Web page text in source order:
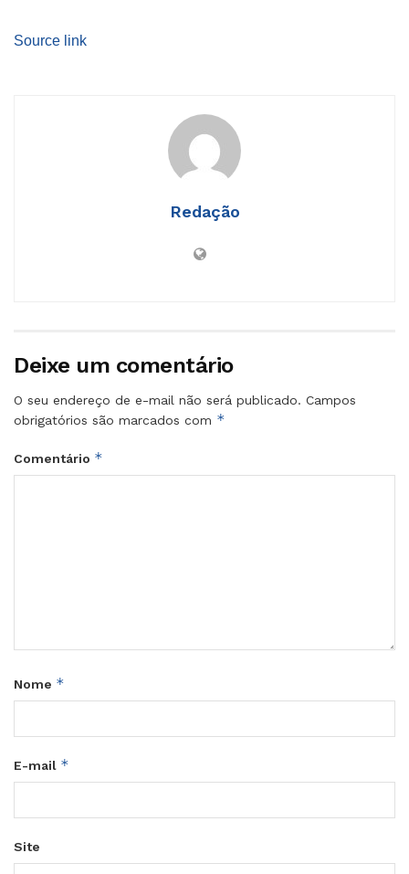
Source link
Redação
Deixe um comentário
O seu endereço de e-mail não será publicado. Campos
obrigatórios são marcados com *
Comentário *
Nome *
E-mail *
Site